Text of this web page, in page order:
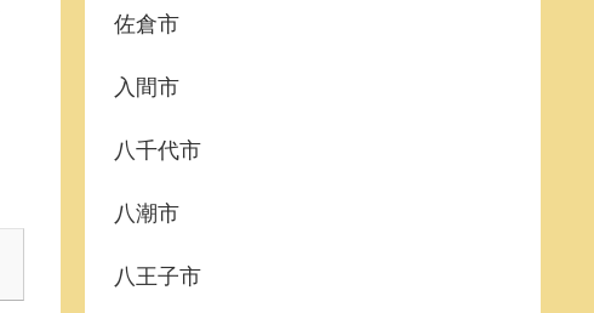
佐倉市
入間市
八千代市
八潮市
八王子市